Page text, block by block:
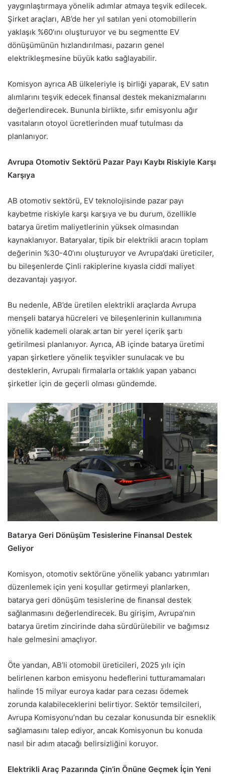
yaygınlaştırmaya yönelik adımlar atmaya teşvik edilecek.
Şirket araçları, AB’de her yıl satılan yeni otomobillerin
yaklaşık %60’ını oluşturuyor ve bu segmentte EV
dönüşümünün hızlandırılması, pazarın genel
elektrikleşmesine büyük katkı sağlayabilir.
Komisyon ayrıca AB ülkeleriyle iş birliği yaparak, EV satın
alımlarını teşvik edecek finansal destek mekanizmalarını
değerlendirecek. Bununla birlikte, sıfır emisyonlu ağır
vasıtaların otoyol ücretlerinden muaf tutulması da
planlanıyor.
Avrupa Otomotiv Sektörü Pazar Payı Kaybı Riskiyle Karşı
Karşıya
AB otomotiv sektörü, EV teknolojisinde pazar payı
kaybetme riskiyle karşı karşıya ve bu durum, özellikle
batarya üretim maliyetlerinin yüksek olmasından
kaynaklanıyor. Bataryalar, tipik bir elektrikli aracın toplam
değerinin %30-40’ını oluşturuyor ve Avrupa’daki üreticiler,
bu bileşenlerde Çinli rakiplerine kıyasla ciddi maliyet
dezavantajı yaşıyor.
Bu nedenle, AB’de üretilen elektrikli araçlarda Avrupa
menşeli batarya hücreleri ve bileşenlerinin kullanımına
yönelik kademeli olarak artan bir yerel içerik şartı
getirilmesi planlanıyor. Ayrıca, AB içinde batarya üretimi
yapan şirketlere yönelik teşvikler sunulacak ve bu
desteklerin, Avrupalı firmalarla ortaklık yapan yabancı
şirketler için de geçerli olması gündemde.
Batarya Geri Dönüşüm Tesislerine Finansal Destek
Geliyor
Komisyon, otomotiv sektörüne yönelik yabancı yatırımları
düzenlemek için yeni koşullar getirmeyi planlarken,
batarya geri dönüşüm tesislerine de finansal destek
sağlanmasını değerlendirecek. Bu girişim, Avrupa’nın
batarya üretim zincirinde daha sürdürülebilir ve bağımsız
hale gelmesini amaçlıyor.
Öte yandan, AB’li otomobil üreticileri, 2025 yılı için
belirlenen karbon emisyonu hedeflerini tutturamamaları
halinde 15 milyar euroya kadar para cezası ödemek
zorunda kalabileceklerini belirtiyor. Sektör temsilcileri,
Avrupa Komisyonu’ndan bu cezalar konusunda bir esneklik
sağlamasını talep ediyor, ancak Komisyonun bu konuda
nasıl bir adım atacağı belirsizliğini koruyor.
Elektrikli Araç Pazarında Çin’in Önüne Geçmek İçin Yeni